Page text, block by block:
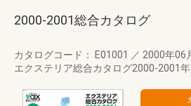
2000-2001総合カタログ
カタログコード： E01001 ／ 2000年06
エクステリア総合カタログ2000-2001年